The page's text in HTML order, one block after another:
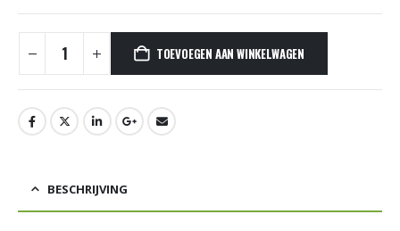
TOEVOEGEN AAN WINKELWAGEN
BESCHRIJVING